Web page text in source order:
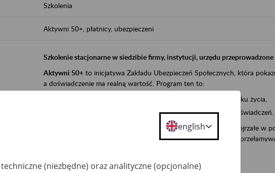
Szkolenia
Aktywni 50+, płatnicy, ubezpieczeni
Szkolenie stacjonarne w siedzibie firmy, instytucji, urzędu przeprowadzone
Aktywni 50+to inicjatywa Zakładu Ubezpieczeń Społecznych, która
a doświadczenie ma realną wartość. Program ten to:
promocja aktywności zawodowej osób po pięćdziesiątym roku życia,
zachęcanie do świadomego planowania kariery i przyszłych świadczeń.
ZUS przez działania informacyjne i edukacyjne wspiera osoby dojrzałe w
kontynuowaniu aktywności zawodowej, dbaniu o zdrowie oraz
english
(niezbędne) oraz analityczne (opcjonalne)